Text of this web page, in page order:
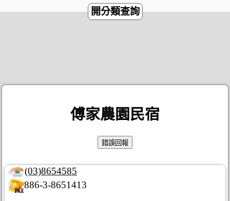
開分類查詢
傅家農園民宿
(03)8654585
886-3-8651413